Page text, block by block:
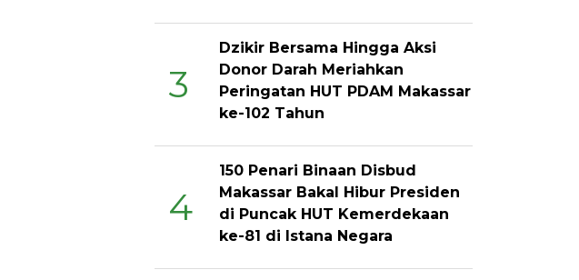
3
Dzikir Bersama Hingga Aksi
Donor Darah Meriahkan
Peringatan HUT PDAM Makassar
ke-102 Tahun
4
150 Penari Binaan Disbud
Makassar Bakal Hibur Presiden
di Puncak HUT Kemerdekaan
ke-81 di Istana Negara